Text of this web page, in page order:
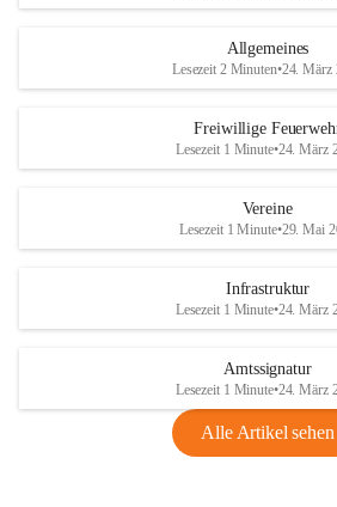
Allgemeines
Lesezeit 2 Minuten•24. März
Freiwillige
Lesezeit 1 Minute•24. März
Vereine
Lesezeit 1 Minute•29. Mai
Infrastruktur
Lesezeit 1 Minute•24. März
Amtssignatur
Lesezeit 1 Minute•24. März
Alle Artikel sehen